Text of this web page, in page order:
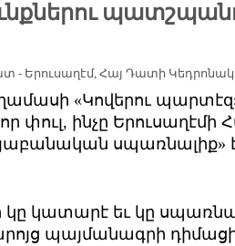
- Երուսաղէմ, Հայ Դատի
«Կովերու
փուլ, ինչը
կը կատարէ եւ կը
պայմանագրի դիմացի